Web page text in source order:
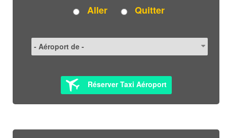
Aller Quitter
Réserver Taxi Aéroport